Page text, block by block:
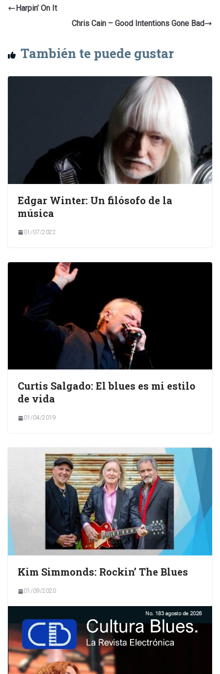
Harpin’ On It
Chris Cain – Good Intentions Gone Bad
También te puede gustar
Edgar Winter: Un filósofo de la
música
01/07/2022
Curtis Salgado: El blues es mi estilo
de vida
01/04/2019
Kim Simmonds: Rockin’ The Blues
01/09/2020